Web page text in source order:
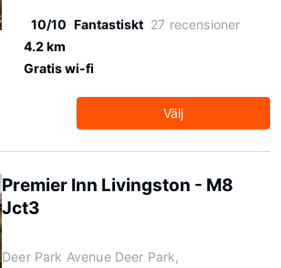
10/10 Fantastiskt 27 recensioner
4.2 km
Gratis wi-fi
Välj
Premier Inn Livingston - M8
Jct3
Deer Park Avenue Deer Park,